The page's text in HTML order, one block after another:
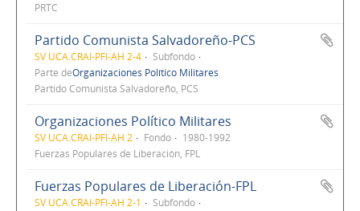
PRTC
Partido Comunista Salvadoreño-PCS
SV UCA.CRAI-PFI-AH 2-4
Subfondo
Parte deOrganizaciones Político Militares
Partido Comunista Salvadoreño, PCS
Organizaciones Político Militares
SV UCA.CRAI-PFI-AH 2 Fondo
1980-1992
Fuerzas Populares de Liberación, FPL
Fuerzas Populares de Liberación-FPL
SV UCA.CRAI-PFI-AH 2-1
Subfondo